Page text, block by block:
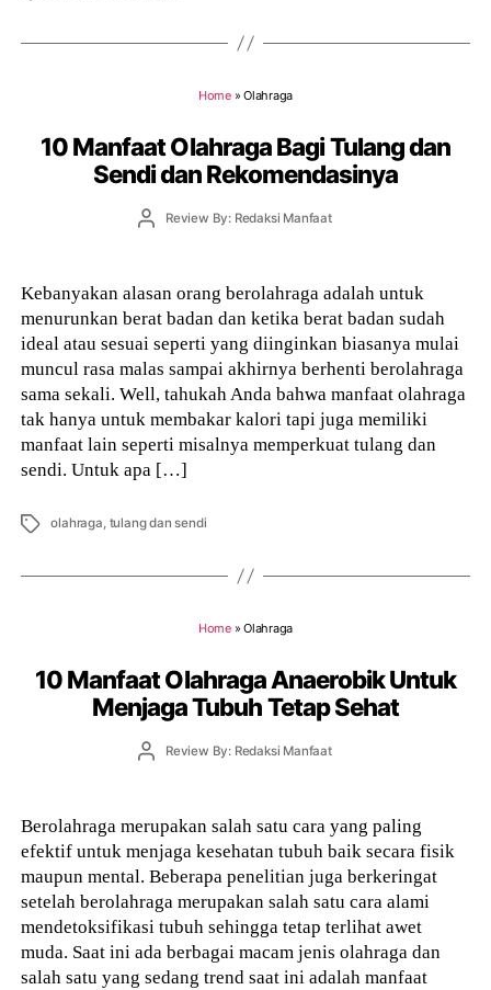
Home»Olahraga
10 Manfaat Olahraga Bagi Tulang dan
Sendi dan Rekomendasinya
PostReview By: Redaksi Manfaat
Kebanyakan alasan orang berolahraga adalah untuk
menurunkan berat badan dan ketika berat badan sudah
ideal atau sesuai seperti yang diinginkan biasanya mulai
muncul rasa malas sampai akhirnya berhenti berolahraga
sama sekali. Well, tahukah Anda bahwa manfaat olahraga
tak hanya untuk membakar kalori tapi juga memiliki
manfaat lain seperti misalnya memperkuat tulang dan
sendi. Untuk apa […]
Tags olahraga, tulang dan sendi
Home»Olahraga
10 Manfaat Olahraga Anaerobik Untuk
Menjaga Tubuh Tetap Sehat
PostReview By: Redaksi Manfaat
Berolahraga merupakan salah satu cara yang paling
efektif untuk menjaga kesehatan tubuh baik secara fisik
maupun mental. Beberapa penelitian juga berkeringat
setelah berolahraga merupakan salah satu cara alami
mendetoksifikasi tubuh sehingga tetap terlihat awet
muda. Saat ini ada berbagai macam jenis olahraga dan
salah satu yang sedang trend saat ini adalah manfaat